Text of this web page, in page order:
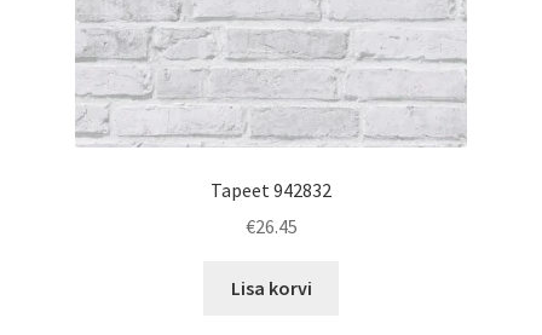
Tapeet 942832
€26.45
Lisa korvi